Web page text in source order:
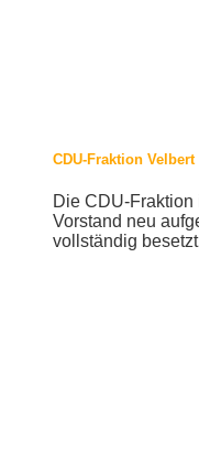
CDU-Fraktion
Die CDU-Fraktion
Vorstand neu
vollständig